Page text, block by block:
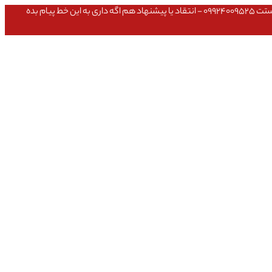
عشق داداش قیمتای سایت به روزه،خرید عمده داشتی یا مشکلی تو خرید از سایت ۰۹۱۰۹۸۰۸۵۶۵- مشکلی بعد از خریدت داشتی ۰۹۱۹۱۴۹۳۵۴۶ - پیگیری ارسال بستت ۰۹۹۲۴۰۰۹۵۲۵ - انتقاد یا پیشنهاد هم اگه داری به این خط پیام بده